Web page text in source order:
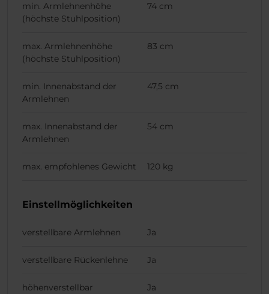
min. Armlehnenhöhe
(höchste Stuhlposition)
74 cm
max. Armlehnenhöhe
(höchste Stuhlposition)
83 cm
min. Innenabstand der
Armlehnen
47,5 cm
max. Innenabstand der
Armlehnen
54 cm
max. empfohlenes Gewicht 120 kg
Einstellmöglichkeiten
verstellbare Armlehnen Ja
verstellbare Rückenlehne Ja
höhenverstellbar Ja